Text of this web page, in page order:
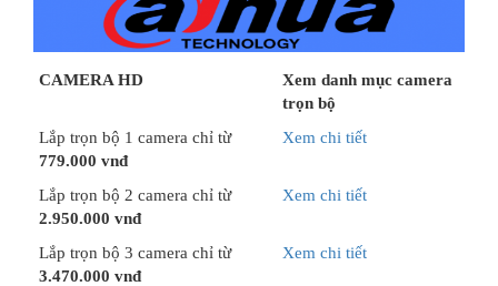
CAMERA HD
Xem danh mục camera
trọn bộ
Lắp trọn bộ 1 camera chỉ từ
779.000 vnđ
Xem chi tiết
Lắp trọn bộ 2 camera chỉ từ
2.950.000 vnđ
Xem chi tiết
Lắp trọn bộ 3 camera chỉ từ
3.470.000 vnđ
Xem chi tiết